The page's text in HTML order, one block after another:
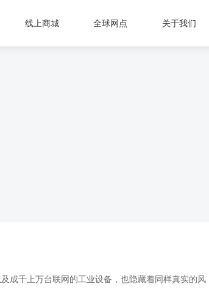
线上商城 全球网点 关于我们
成千上万台联网的工业设备，也隐藏着同样真实的风